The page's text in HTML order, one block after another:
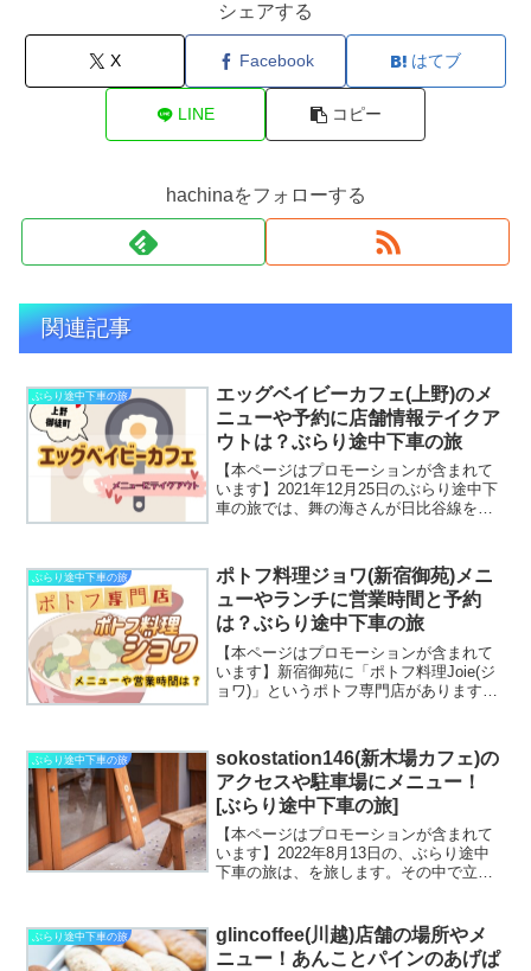
シェアする
X Facebook はてブ
LINE コピー
hachinaをフォローする
関連記事
ぶらり途中下車の旅
エッグベイビーカフェ(上野)のメ
ニューや予約に店舗情報テイクア
ウトは？ぶらり途中下車の旅
【本ページはプロモーションが含まれて
います】2021年12月25日のぶらり途中下
車の旅では、舞の海さんが日比谷線を旅
焼きに見えるユニークなスイーツで、他
にもたまごをふん...
ぶらり途中下車の旅
ポトフ料理ジョワ(新宿御苑)メニ
ューやランチに営業時間と予約
は？ぶらり途中下車の旅
【本ページはプロモーションが含まれて
います】新宿御苑に「ポトフ料理Joie(ジ
ョワ)」というポトフ専門店があります。
味しそうなんです♪ポトフ料理Joie(ジョ
ワ)のメニ...
ぶらり途中下車の旅
sokostation146(新木場カフェ)の
アクセスや駐車場にメニュー！
[ぶらり途中下車の旅]
【本ページはプロモーションが含まれて
います】2022年8月13日の、ぶらり途中
下車の旅は、を旅します。その中で立ち
は倉庫でしかないのですが、一足入っ
て...
ぶらり途中下車の旅
glincoffee(川越)店舗の場所やメ
ニュー！あんことパインのあげぱ